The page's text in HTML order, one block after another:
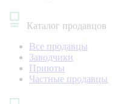
Каталог продавцов
Все продавцы
Заводчики
Приюты
Частные продавцы